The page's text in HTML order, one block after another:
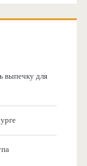
выпечку для